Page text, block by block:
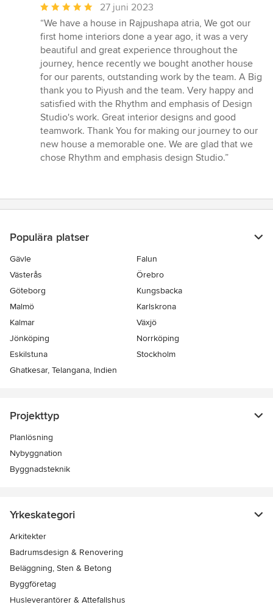
Genomsnittligt
omdöme:
5
av
5
stjärnor
27 juni 2023
“We have a house in Rajpushapa atria, We got our
first home interiors done a year ago, it was a very
beautiful and great experience throughout the
journey, hence recently we bought another house
for our parents, outstanding work by the team. A Big
thank you to Piyush and the team. Very happy and
satisfied with the Rhythm and emphasis of Design
Studio's work. Great interior designs and good
teamwork. Thank You for making our journey to our
new house a memorable one. We are glad that we
chose Rhythm and emphasis design Studio.”
Populära platser
Gävle
Falun
Västerås
Örebro
Göteborg
Kungsbacka
Malmö
Karlskrona
Kalmar
Växjö
Jönköping
Norrköping
Eskilstuna
Stockholm
Ghatkesar, Telangana, Indien
Projekttyp
Planlösning
Nybyggnation
Byggnadsteknik
Yrkeskategori
Arkitekter
Badrumsdesign & Renovering
Beläggning, Sten & Betong
Byggföretag
Husleverantörer & Attefallshus